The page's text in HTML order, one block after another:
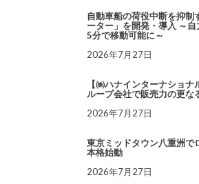
自動車船の荷役中断を抑制
ーター」を開発・導入 ～
5分で移動可能に～
2026年7月27日
【㈱ハナインターナショ
ループ会社で販売力の更な
2026年7月27日
東京ミッドタウン八重洲で
本格始動
2026年7月27日